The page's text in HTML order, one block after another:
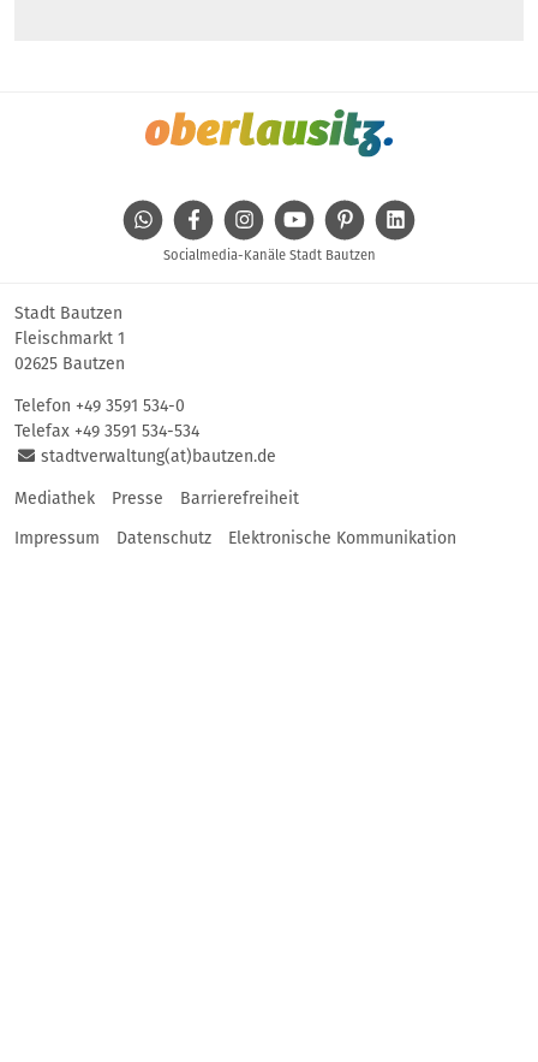
WhatsAppFacebookInstagramYoutube Pinterest
Socialmedia-Kanäle Stadt Bautzen
Stadt Bautzen
Fleischmarkt 1
02625 Bautzen
Telefon +49 3591 534-0
Telefax +49 3591 534-534
stadtverwaltung(at)bautzen.de
Mediathek Presse
Barrierefreiheit
Impressum
Datenschutz Elektronische Kommunikation